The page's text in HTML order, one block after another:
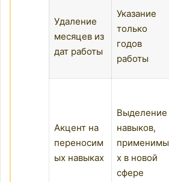
Удаление
месяцев из
дат работы
Указание
только
годов
работы
Акцент на
переносим
ых навыках
Выделение
навыков,
применимы
х в новой
сфере